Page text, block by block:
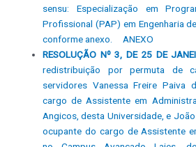
sensu: Especialização em
Profissional (PAP) em Engenharia
conforme anexo.
ANEXO
RESOLUÇÃO Nº 3, DE 25 DE
redistribuição por permuta de
servidores Vanessa Freire Paiva
cargo de Assistente em
Angicos, desta Universidade, e
ocupante do cargo de Assistente